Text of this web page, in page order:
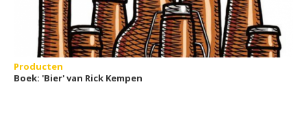
Producten
Boek: 'Bier' van Rick Kempen